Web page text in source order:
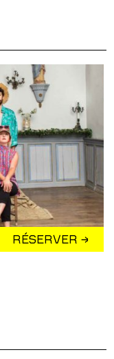
RÉSERVER →